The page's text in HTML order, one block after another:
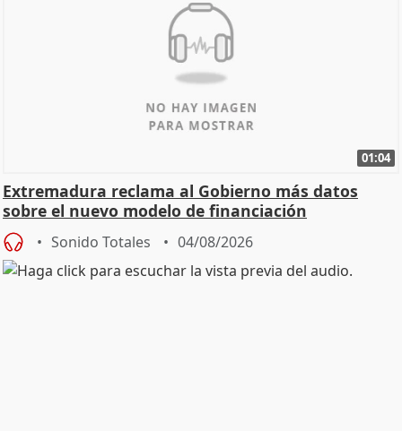
01:04
Extremadura reclama al Gobierno más datos
sobre el nuevo modelo de financiación
Sonido Totales 04/08/2026